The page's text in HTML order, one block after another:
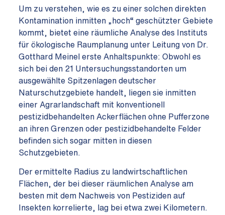
Um zu verstehen, wie es zu einer solchen direkten
Kontamination inmitten „hoch“ geschützter Gebiete
kommt, bietet eine räumliche Analyse des Instituts
für ökologische Raumplanung unter Leitung von Dr.
Gotthard Meinel erste Anhaltspunkte: Obwohl es
sich bei den 21 Untersuchungsstandorten um
ausgewählte Spitzenlagen deutscher
Naturschutzgebiete handelt, liegen sie inmitten
einer Agrarlandschaft mit konventionell
pestizidbehandelten Ackerflächen ohne Pufferzone
an ihren Grenzen oder pestizidbehandelte Felder
befinden sich sogar mitten in diesen
Schutzgebieten.
Der ermittelte Radius zu landwirtschaftlichen
Flächen, der bei dieser räumlichen Analyse am
besten mit dem Nachweis von Pestiziden auf
Insekten korrelierte, lag bei etwa zwei Kilometern.